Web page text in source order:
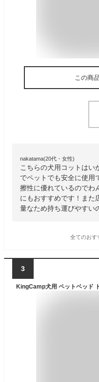
この商
nakatama(20代・女性)
こちらの犬用コットはい
でペットでも安全に使用
擦性に優れているのでわ
にもおすすめです！また
量なため持ち運びやすい
全てのおす
3